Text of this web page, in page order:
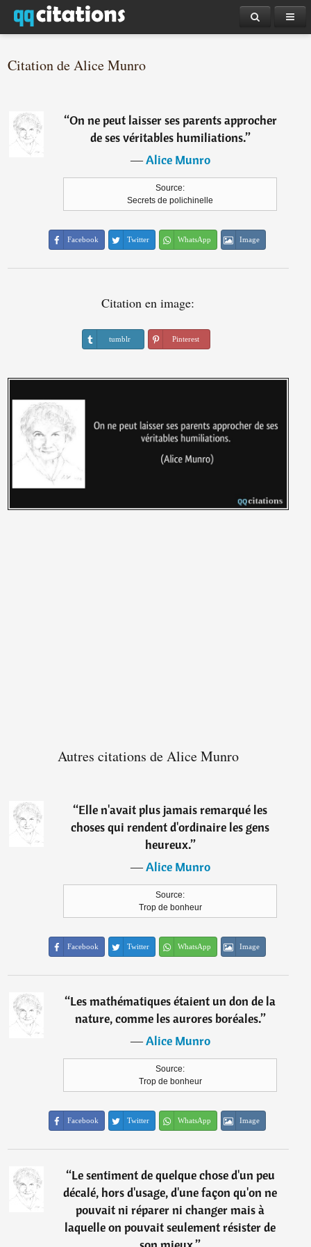
Citation de Alice Munro
“On ne peut laisser ses parents approcher
de ses véritables humiliations.”
―Alice Munro
Source:
Secrets de polichinelle
Facebook Twitter WhatsApp Image
Citation en image:
tumblr Pinterest
Autres citations de Alice Munro
“Elle n'avait plus jamais remarqué les
choses qui rendent d'ordinaire les gens
heureux.”
―Alice Munro
Source:
Trop de bonheur
Facebook Twitter WhatsApp Image
“Les mathématiques étaient un don de la
nature, comme les aurores boréales.”
―Alice Munro
Source:
Trop de bonheur
Facebook Twitter WhatsApp Image
“Le sentiment de quelque chose d'un peu
décalé, hors d'usage, d'une façon qu'on ne
pouvait ni réparer ni changer mais à
laquelle on pouvait seulement résister de